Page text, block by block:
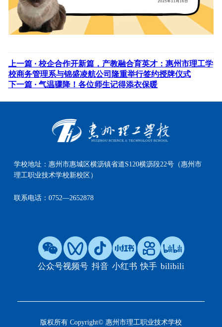
上一篇 · 校企合作开新篇，产教融合育英才：惠州市理工学
校商务管理系与锦盛凌航公司隆重举行签约授牌仪式
下一篇 · 气温骤降！各位师生记得添衣保暖
学校地址：惠州市惠城区横沥镇省道S120横沥段22号（惠州市
理工职业技术学校新校区）
联系电话：0752—2652878
公众号视频号 抖音 小红书 快手 bilibili
版权所有 Copyright© 惠州市理工职业技术学校